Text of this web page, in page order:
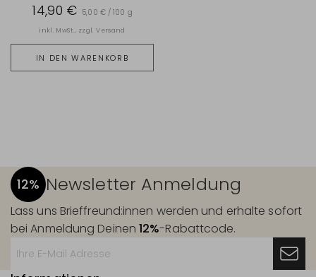
IN DEN WARENKORB
14,90 € 5,00 € / 100 g
inkl. MwSt., zzgl.Versand
12% Newsletter Anmeldung
Lass uns Brieffreund:innen werden und erhalte sofort
bei Anmeldung Deinen12%-Rabattcode.